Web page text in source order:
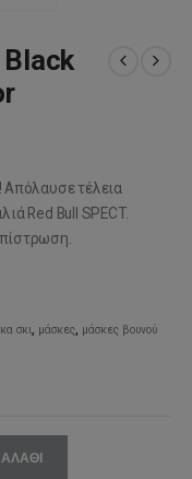
Black
Απόλαυσε τέλεια
Red Bull SPECT.
σκι, μάσκες, μάσκες βουνού